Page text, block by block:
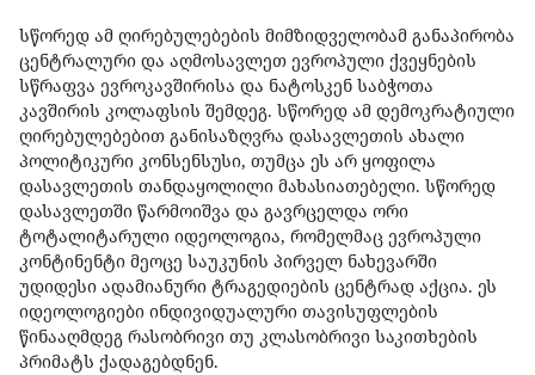
სწორედ ამ ღირებულებების მიმზიდველობამ განაპირობა
ცენტრალური და აღმოსავლეთ ევროპული ქვეყნების
სწრაფვა ევროკავშირისა და ნატოსკენ საბჭოთა
კავშირის კოლაფსის შემდეგ. სწორედ ამ დემოკრატიული
ღირებულებებით განისაზღვრა დასავლეთის ახალი
პოლიტიკური კონსენსუსი, თუმცა ეს არ ყოფილა
დასავლეთის თანდაყოლილი მახასიათებელი. სწორედ
დასავლეთში წარმოიშვა და გავრცელდა ორი
ტოტალიტარული იდეოლოგია, რომელმაც ევროპული
კონტინენტი მეოცე საუკუნის პირველ ნახევარში
უდიდესი ადამიანური ტრაგედიების ცენტრად აქცია. ეს
იდეოლოგიები ინდივიდუალური თავისუფლების
წინააღმდეგ რასობრივი თუ კლასობრივი საკითხების
პრიმატს ქადაგებდნენ.